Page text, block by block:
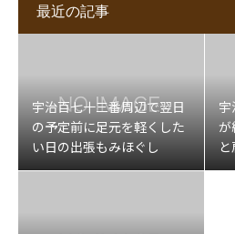
最近の記事
宇治百七十三番周辺で翌日
の予定前に足元を軽くした
い日の出張もみほぐし
が
ッ